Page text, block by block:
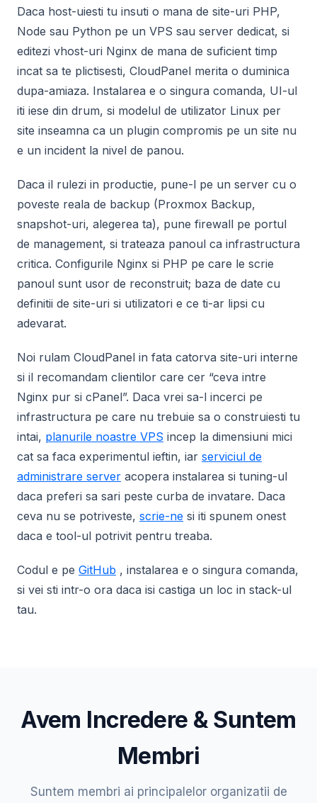
Daca host-uiesti tu insuti o mana de site-uri PHP,
Node sau Python pe un VPS sau server dedicat, si
editezi vhost-uri Nginx de mana de suficient timp
incat sa te plictisesti, CloudPanel merita o duminica
dupa-amiaza. Instalarea e o singura comanda, UI-ul
iti iese din drum, si modelul de utilizator Linux per
site inseamna ca un plugin compromis pe un site nu
e un incident la nivel de panou.
Daca il rulezi in productie, pune-l pe un server cu o
poveste reala de backup (Proxmox Backup,
snapshot-uri, alegerea ta), pune firewall pe portul
de management, si trateaza panoul ca infrastructura
critica. Configurile Nginx si PHP pe care le scrie
panoul sunt usor de reconstruit; baza de date cu
definitii de site-uri si utilizatori e ce ti-ar lipsi cu
adevarat.
Noi rulam CloudPanel in fata catorva site-uri interne
si il recomandam clientilor care cer “ceva intre
Nginx pur si cPanel”. Daca vrei sa-l incerci pe
infrastructura pe care nu trebuie sa o construiesti tu
intai, planurile noastre VPS incep la dimensiuni mici
cat sa faca experimentul ieftin, iar serviciul de
administrare server acopera instalarea si tuning-ul
daca preferi sa sari peste curba de invatare. Daca
ceva nu se potriveste, scrie-ne si iti spunem onest
daca e tool-ul potrivit pentru treaba.
Codul e pe GitHub , instalarea e o singura comanda,
si vei sti intr-o ora daca isi castiga un loc in stack-ul
tau.
Avem Incredere & Suntem
Membri
Suntem membri ai principalelor organizatii de